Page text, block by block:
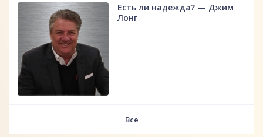
Есть ли надежда? — Джим
Лонг
Все